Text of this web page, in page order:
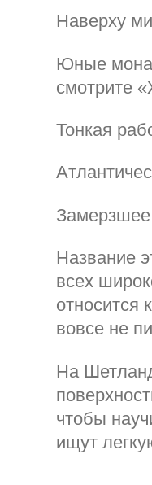
Наверху
Юные
смотрите
Тонкая
Замерзшее
Название
всех
относится
вовсе не
На
чтобы
ищут